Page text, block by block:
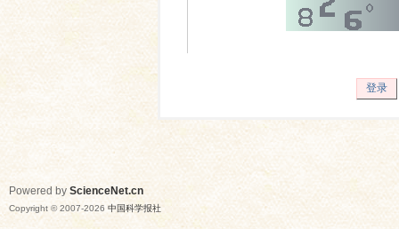
登录
Powered by ScienceNet.cn
Copyright © 2007-2026 中国科学报社